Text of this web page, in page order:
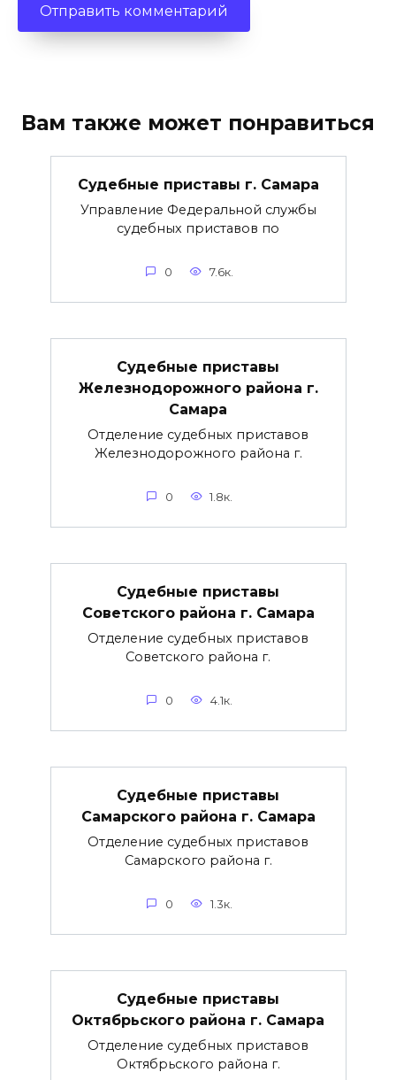
Вам также может понравиться
Судебные приставы г. Самара
Управление Федеральной службы
судебных приставов по
0 7.6к.
Судебные приставы
Железнодорожного района г.
Самара
Отделение судебных приставов
Железнодорожного района г.
0 1.8к.
Судебные приставы
Советского района г. Самара
Отделение судебных приставов
Советского района г.
0 4.1к.
Судебные приставы
Самарского района г. Самара
Отделение судебных приставов
Самарского района г.
0 1.3к.
Судебные приставы
Октябрьского района г. Самара
Отделение судебных приставов
Октябрьского района г.